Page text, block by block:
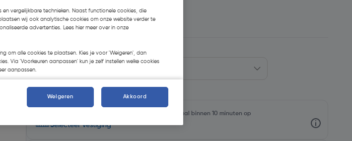
€ 13,22| Excl. btw € 10,93€ 2,64/L
Kies productvariant(1)
Selecteer winkel - Bekijk voorraadniveaus en haal binnen 10 minuten op
Selecteer vestiging
vergelijkbare technieken. Naast functionele cookies, die
wij ook analytische cookies om onze website verder te
advertenties. Lees hier meer over in onze
om alle cookies te plaatsen. Kies je voor 'Weigeren', dan
Via 'Voorkeuren aanpassen' kun je zelf instellen welke cookies
aanpassen.
Weigeren Akkoord